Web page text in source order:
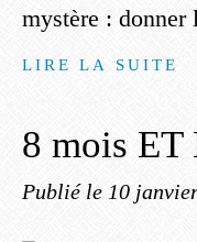
mystère :
LIRE LA SUITE
8 mois
Publié le 10